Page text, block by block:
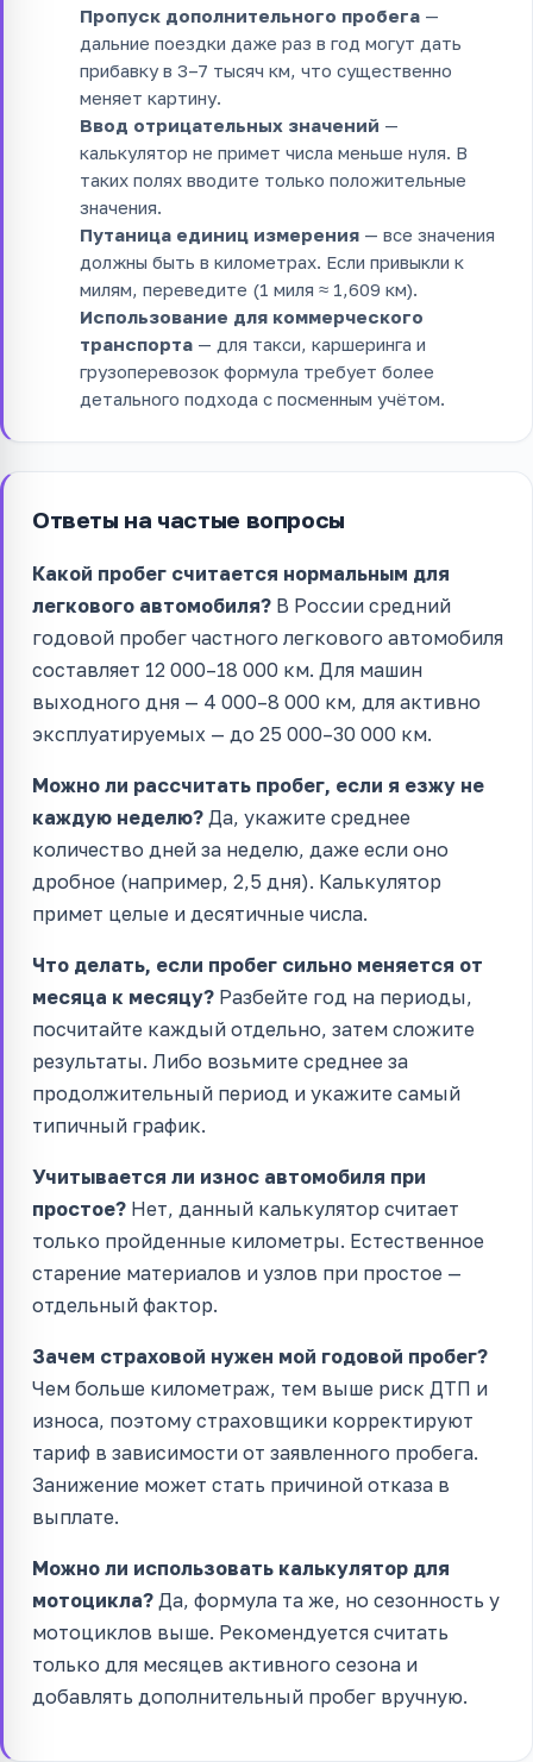
Пропуск дополнительного пробега —
дальние поездки даже раз в год могут дать
прибавку в 3–7 тысяч км, что существенно
меняет картину.
Ввод отрицательных значений —
калькулятор не примет числа меньше нуля. В
таких полях вводите только положительные
значения.
Путаница единиц измерения — все значения
должны быть в километрах. Если привыкли к
милям, переведите (1 миля ≈ 1,609 км).
Использование для коммерческого
транспорта — для такси, каршеринга и
грузоперевозок формула требует более
детального подхода с посменным учётом.
Ответы на частые вопросы
Какой пробег считается нормальным для
легкового автомобиля? В России средний
годовой пробег частного легкового автомобиля
составляет 12 000–18 000 км. Для машин
выходного дня — 4 000–8 000 км, для активно
эксплуатируемых — до 25 000–30 000 км.
Можно ли рассчитать пробег, если я езжу не
каждую неделю? Да, укажите среднее
количество дней за неделю, даже если оно
дробное (например, 2,5 дня). Калькулятор
примет целые и десятичные числа.
Что делать, если пробег сильно меняется от
месяца к месяцу? Разбейте год на периоды,
посчитайте каждый отдельно, затем сложите
результаты. Либо возьмите среднее за
продолжительный период и укажите самый
типичный график.
Учитывается ли износ автомобиля при
простое? Нет, данный калькулятор считает
только пройденные километры. Естественное
старение материалов и узлов при простое —
отдельный фактор.
Зачем страховой нужен мой годовой пробег?
Чем больше километраж, тем выше риск ДТП и
износа, поэтому страховщики корректируют
тариф в зависимости от заявленного пробега.
Занижение может стать причиной отказа в
выплате.
Можно ли использовать калькулятор для
мотоцикла? Да, формула та же, но сезонность у
мотоциклов выше. Рекомендуется считать
только для месяцев активного сезона и
добавлять дополнительный пробег вручную.